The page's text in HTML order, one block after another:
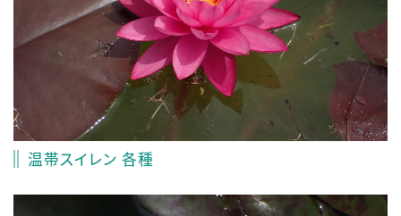
温帯スイレン 各種